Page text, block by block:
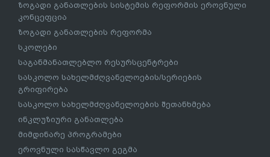
ზოგადი განათლების სისტემის რეფორმის ეროვნული
კონცეფცია
ზოგადი განათლების რეფორმა
სკოლები
საგანმანათლებლო რესურსცენტრები
სასკოლო სახელმძღვანელოების/სერიების
გრიფირება
სასკოლო სახელმძღვანელოების შეთანხმება
ინკლუზიური განათლება
მიმდინარე პროგრამები
ეროვნული სასწავლო გეგმა